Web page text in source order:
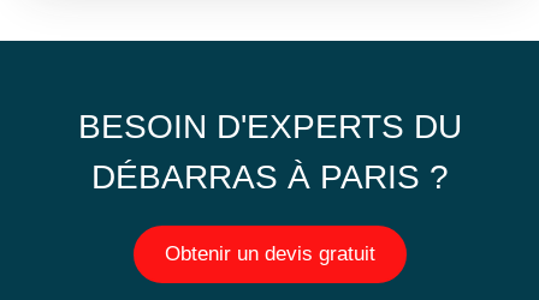
BESOIN D'EXPERTS DU
DÉBARRAS À PARIS ?
Obtenir un devis gratuit